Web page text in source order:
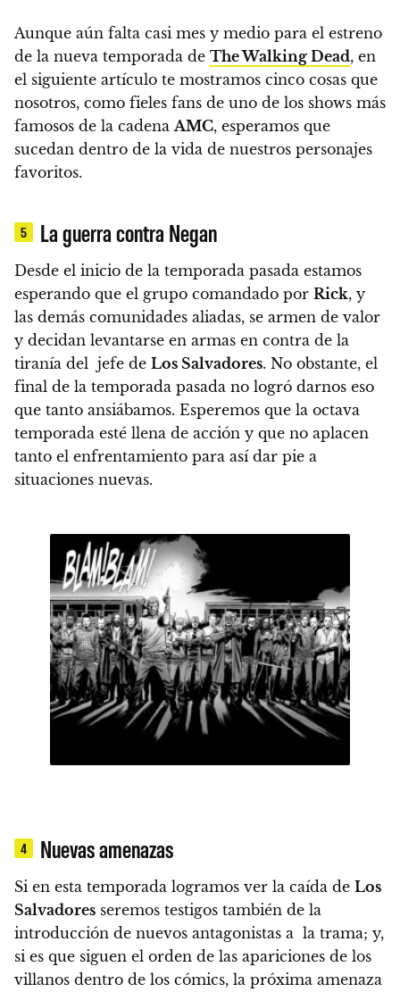
Aunque aún falta casi mes y medio para el estreno
de la nueva temporada de The Walking Dead, en
el siguiente artículo te mostramos cinco cosas que
nosotros, como fieles fans de uno de los shows más
famosos de la cadena AMC, esperamos que
sucedan dentro de la vida de nuestros personajes
favoritos.
5 La guerra contra Negan
Desde el inicio de la temporada pasada estamos
esperando que el grupo comandado por Rick, y
las demás comunidades aliadas, se armen de valor
y decidan levantarse en armas en contra de la
tiranía del jefe de Los Salvadores. No obstante, el
final de la temporada pasada no logró darnos eso
que tanto ansiábamos. Esperemos que la octava
temporada esté llena de acción y que no aplacen
tanto el enfrentamiento para así dar pie a
situaciones nuevas.
4 Nuevas amenazas
Si en esta temporada logramos ver la caída de Los
Salvadores seremos testigos también de la
introducción de nuevos antagonistas a la trama; y,
si es que siguen el orden de las apariciones de los
villanos dentro de los cómics, la próxima amenaza